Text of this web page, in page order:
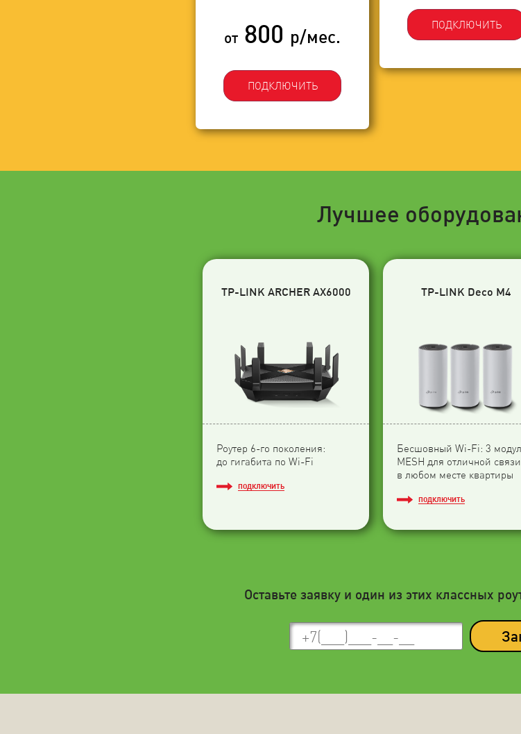
от 800 р/мес.
ПОДКЛЮЧИТЬ
ПОДКЛЮЧИТЬ
Лучшее
TP-LINK ARCHER AX6000
Роутер 6-го поколения:
до гигабита по Wi-Fi
ПОДКЛЮЧИТЬ
TP-LINK Deco M4
Бесшовный Wi-Fi: 3
МESH для отличной связи
в любом месте квартиры
ПОДКЛЮЧИТЬ
Оставьте заявку и один из этих классных